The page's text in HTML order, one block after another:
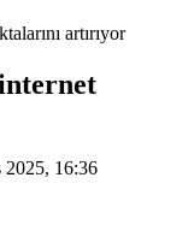
artırıyor
2025, 16:36